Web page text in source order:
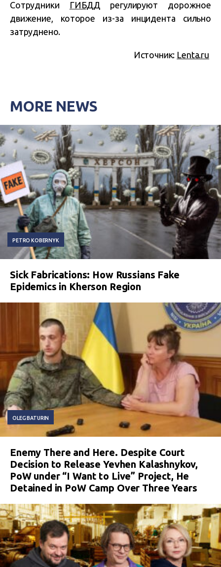
Сотрудники
ГИБДД регулируют дорожное
движение, которое из-за инцидента сильно
затруднено.
Источник: Lenta.ru
MORE NEWS
PETRO KOBERNYK
Sick Fabrications: How Russians Fake
Epidemics in Kherson Region
OLEG BATURIN
Enemy There and Here. Despite Court
Decision to Release Yevhen Kalashnykov,
PoW under “I Want to Live” Project, He
Detained in PoW Camp Over Three Years